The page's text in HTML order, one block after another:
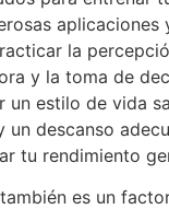
aplicaciones
la
y la toma de
un estilo de vida
un descanso
tu rendimiento
es un